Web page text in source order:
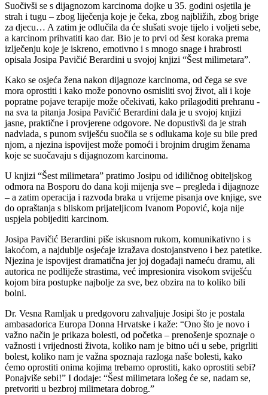
Suočivši se s dijagnozom karcinoma dojke u 35. godini osjetila je
strah i tugu – zbog liječenja koje je čeka, zbog najbližih, zbog brige
za djecu… A zatim je odlučila da će slušati svoje tijelo i voljeti sebe,
a karcinom prihvatiti kao dar. Bio je to prvi od šest koraka prema
izlječenju koje je iskreno, emotivno i s mnogo snage i hrabrosti
opisala Josipa Pavičić Berardini u svojoj knjizi “Šest milimetara”.
Kako se osjeća žena nakon dijagnoze karcinoma, od čega se sve
mora oprostiti i kako može ponovno osmisliti svoj život, ali i koje
popratne pojave terapije može očekivati, kako prilagoditi prehranu -
na sva ta pitanja Josipa Pavičić Berardini dala je u svojoj knjizi
jasne, praktične i provjerene odgovore. Ne dopustivši da je strah
nadvlada, s punom sviješću suočila se s odlukama koje su bile pred
njom, a njezina ispovijest može pomoći i brojnim drugim ženama
koje se suočavaju s dijagnozom karcinoma.
U knjizi “Šest milimetara” pratimo Josipu od idiličnog obiteljskog
odmora na Bosporu do dana koji mijenja sve – pregleda i dijagnoze
– a zatim operacija i razvoda braka u vrijeme pisanja ove knjige, sve
do opraštanja s bliskom prijateljicom Ivanom Popović, koja nije
uspjela pobijediti karcinom.
Josipa Pavičić Berardini piše iskusnom rukom, komunikativno i s
lakoćom, a najdublje osjećaje izražava dostojanstveno i bez patetike.
Njezina je ispovijest dramatična jer joj događaji nameću dramu, ali
autorica ne podliježe strastima, već impresionira visokom sviješću
kojom bira postupke najbolje za sve, bez obzira na to koliko bili
bolni.
Dr. Vesna Ramljak u predgovoru zahvaljuje Josipi što je postala
ambasadorica Europa Donna Hrvatske i kaže: “Ono što je novo i
važno način je prikaza bolesti, od početka – prenošenje spoznaje o
važnosti i vrijednosti života, koliko nam je bitno ući u sebe, prigrliti
bolest, koliko nam je važna spoznaja razloga naše bolesti, kako
ćemo oprostiti onima kojima trebamo oprostiti, kako oprostiti sebi?
Ponajviše sebi!” I dodaje: “Šest milimetara lošeg će se, nadam se,
pretvoriti u bezbroj milimetara dobrog.”